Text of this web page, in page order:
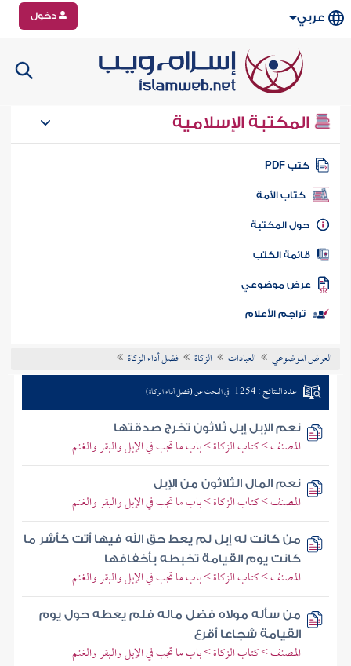
عربي دخول
المكتبة الإسلامية
كتب PDF
كتاب الأمة
المكتبة
الكتب
موضوعي
تراجم الأعلام
العرض الموضوعي العبادات الزكاة فضل أداء الزكاة
عدد النتائج : 1254 في البحث عن (فضل أداء الزكاة)
نعم الإبل إبل ثلاثون تخرج صدقتها
المصنف > كتاب الزكاة > باب ما تجب في الإبل والبقر والغنم
نعم المال الثلاثون من الإبل
المصنف > كتاب الزكاة > باب ما تجب في الإبل والبقر والغنم
من كانت له إبل لم يعط حق الله فيها أتت كأشر ما
كانت يوم القيامة تخبطه بأخفافها
المصنف > كتاب الزكاة > باب ما تجب في الإبل والبقر والغنم
من سأله مولاه فضل ماله فلم يعطه حول يوم
القيامة شجاعا أقرع
المصنف > كتاب الزكاة > باب ما تجب في الإبل والبقر والغنم